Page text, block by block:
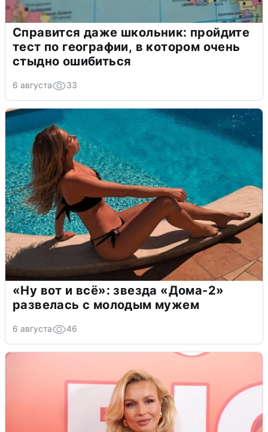
Справится даже школьник: пройдите
тест по географии, в котором очень
стыдно ошибиться
6 августа 33
«Ну вот и всё»: звезда «Дома-2»
развелась с молодым мужем
6 августа 46